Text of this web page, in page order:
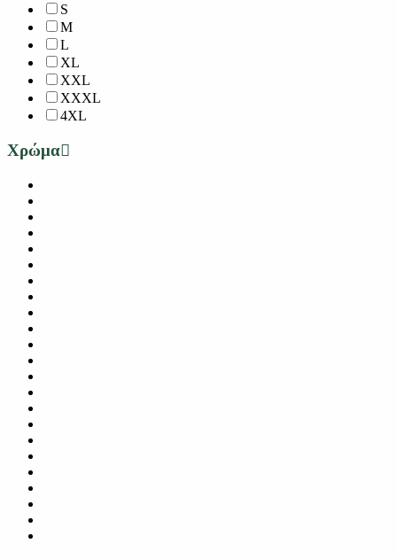
S
M
L
XL
XXL
XXXL
4XL
Χρώμα